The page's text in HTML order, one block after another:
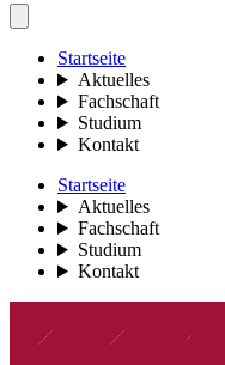
Startseite
Aktuelles
Fachschaft
Studium
Kontakt
Startseite
Aktuelles
Fachschaft
Studium
Kontakt